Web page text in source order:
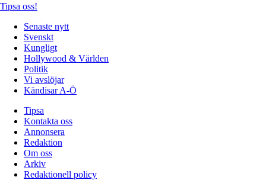
Tipsa oss!
Senaste nytt
Svenskt
Kungligt
Hollywood & Världen
Politik
Vi avslöjar
Kändisar A-Ö
Tipsa
Kontakta oss
Annonsera
Redaktion
Om oss
Arkiv
Redaktionell policy